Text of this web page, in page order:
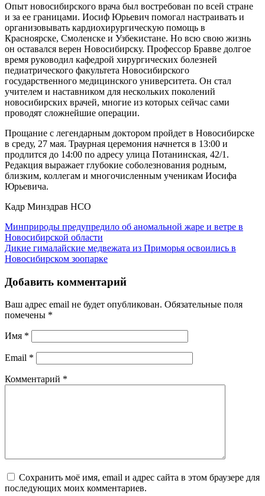
Опыт новосибирского врача был востребован по всей стране
и за ее границами. Иосиф Юрьевич помогал настраивать и
организовывать кардиохирургическую помощь в
Красноярске, Смоленске и Узбекистане. Но всю свою жизнь
он оставался верен Новосибирску. Профессор Бравве долгое
время руководил кафедрой хирургических болезней
педиатрического факультета Новосибирского
государственного медицинского университета. Он стал
учителем и наставником для нескольких поколений
новосибирских врачей, многие из которых сейчас сами
проводят сложнейшие операции.
Прощание с легендарным доктором пройдет в Новосибирске
в среду, 27 мая. Траурная церемония начнется в 13:00 и
продлится до 14:00 по адресу улица Потанинская, 42/1.
Редакция выражает глубокие соболезнования родным,
близким, коллегам и многочисленным ученикам Иосифа
Юрьевича.
Кадр Минздрав НСО
Минприроды предупредило об аномальной жаре и ветре в
Новосибирской области
Дикие гималайские медвежата из Приморья освоились в
Новосибирском зоопарке
Добавить комментарий
Ваш адрес email не будет опубликован. Обязательные поля
помечены *
Имя *
Email *
Комментарий *
Сохранить моё имя, email и адрес сайта в этом браузере для
последующих моих комментариев.